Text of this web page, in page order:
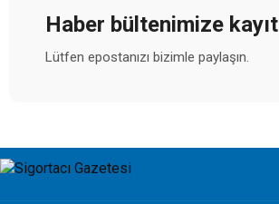
Haber bültenimize
Lütfen epostanızı bizimle paylaşın.